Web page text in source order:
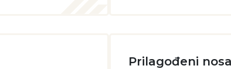
Prilagođeni